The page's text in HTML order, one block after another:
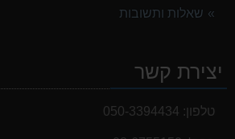
שאלות ותשובות
יצירת קשר
טלפון: 050-3394434